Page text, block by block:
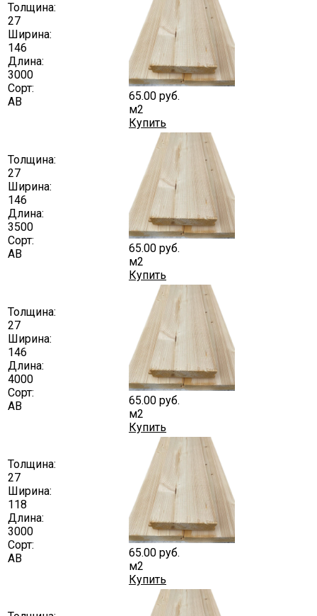
Толщина:
27
Ширина:
146
Длина:
3000
Сорт:
АВ
65.00 руб.
м2
Купить
Толщина:
27
Ширина:
146
Длина:
3500
Сорт:
АВ
65.00 руб.
м2
Купить
Толщина:
27
Ширина:
146
Длина:
4000
Сорт:
АВ
65.00 руб.
м2
Купить
Толщина:
27
Ширина:
118
Длина:
3000
Сорт:
АВ
65.00 руб.
м2
Купить